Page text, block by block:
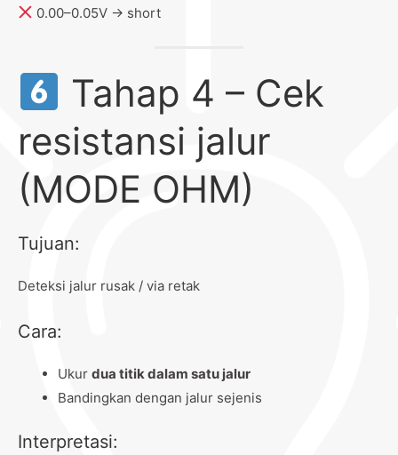
0.00–0.05V → short
Tahap 4 – Cek
resistansi jalur
(MODE OHM)
Tujuan:
Deteksi jalur rusak / via retak
Cara:
Ukur dua titik dalam satu jalur
Bandingkan dengan jalur sejenis
Interpretasi: